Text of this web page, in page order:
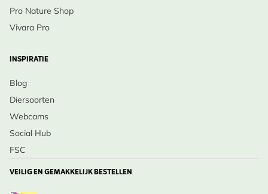
Pro Nature Shop
Vivara Pro
INSPIRATIE
Blog
Diersoorten
Webcams
Social Hub
FSC
VEILIG EN GEMAKKELIJK BESTELLEN